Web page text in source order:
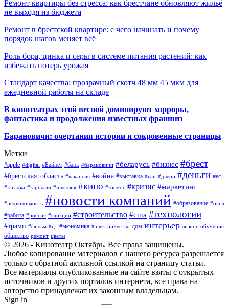
Ремонт квартиры без стресса: как брестчане обновляют жильё
не выходя из бюджета
Ремонт в брестской квартире: с чего начинать и почему
порядок шагов меняет всё
Роль бора, цинка и серы в системе питания растений: как
избежать потерь урожая
Стандарт качества: прозрачный скотч 48 мм 45 мкм для
ежедневной работы на складе
В кинотеатрах этой весной доминируют хорроры,
фантастика и продолжения известных франшиз
Барановичи: очертания истории и сокровенные страницы
Метки
#apple #digital #Байнет #банк #барановичи #беларусь #бизнес #брест
#брестская_область #вакансия #война #выставка #гаи #двери #деньги #ес
#загадка #зарплата #иллюзия #кино #космос #кризис #маркетинг
#недвижимость #новости компаний #образование #окна
#работа #россия #санкции #строительство #сша #технологии
#трамп #фильм #цт #экономика #электричество дом интерьер лизинг обучение
общество ремонт цветы
© 2026 - Кинотеатр Октябрь. Все права защищены.
Любое копирование материалов с нашего ресурса разрешается
только с обратной активной ссылкой на страницу статьи.
Все материалы опубликованные на сайте взяты с открытых
источников и других порталов интернета, все права на
авторство принадлежат их законным владельцам.
Sign in